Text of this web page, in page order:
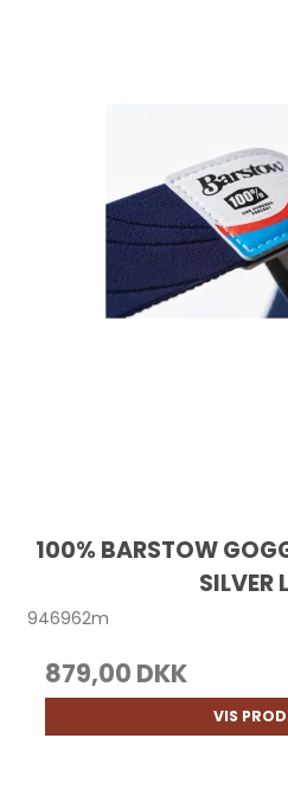
100% BARSTOW
SILVER
946962m
879,00 DKK
VIS